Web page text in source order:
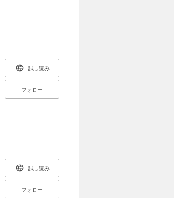
試し読み
フォロー
試し読み
フォロー